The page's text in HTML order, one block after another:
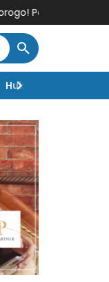
Lagi, Polisi Sebut
Hukum & Kriminal